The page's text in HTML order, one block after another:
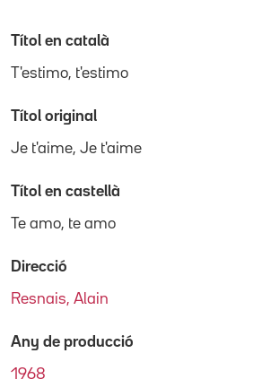
Títol en català
T'estimo, t'estimo
Títol original
Je t'aime, Je t'aime
Títol en castellà
Te amo, te amo
Direcció
Resnais, Alain
Any de producció
1968